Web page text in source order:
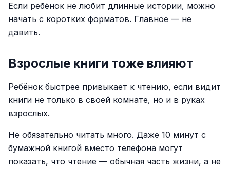
Если ребёнок не любит длинные истории, можно
начать с коротких форматов. Главное — не
давить.
Взрослые книги тоже влияют
Ребёнок быстрее привыкает к чтению, если видит
книги не только в своей комнате, но и в руках
взрослых.
Не обязательно читать много. Даже 10 минут с
бумажной книгой вместо телефона могут
показать, что чтение — обычная часть жизни, а не